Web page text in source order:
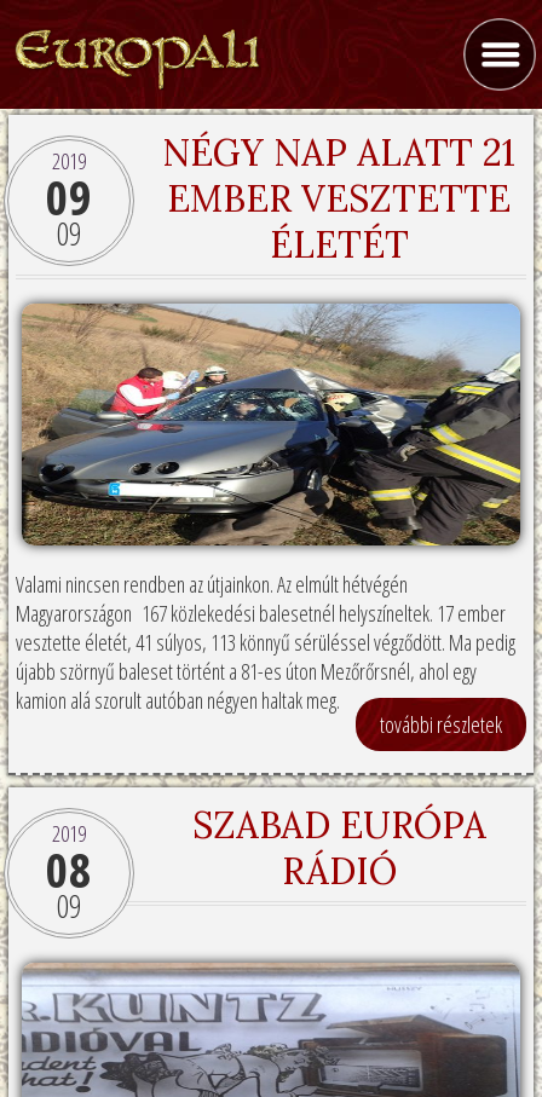
2019
09
09
NÉGY NAP ALATT 21
EMBER VESZTETTE
ÉLETÉT
Valami nincsen rendben az útjainkon. Az elmúlt hétvégén
Magyarországon 167 közlekedési balesetnél helyszíneltek. 17 ember
vesztette életét, 41 súlyos, 113 könnyű sérüléssel végződött. Ma pedig
újabb szörnyű baleset történt a 81-es úton Mezőrőrsnél, ahol egy
kamion alá szorult autóban négyen haltak meg.
további részletek
2019
08
09
SZABAD EURÓPA
RÁDIÓ